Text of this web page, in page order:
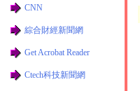
CNN
綜合財經新聞網
Get Acrobat Reader
Ctech科技新聞網